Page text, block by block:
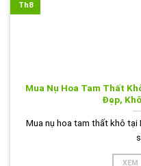
Mua Nụ Hoa Tam Thất
Đẹp,
Mua nụ hoa tam thất khô
XEM
Th8